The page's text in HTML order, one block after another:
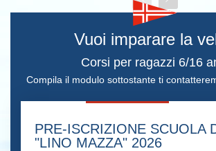
Vuoi imparare la
Corsi per ragazzi 6/16
Compila il modulo sottostante ti
PRE-ISCRIZIONE SCUOLA
"LINO MAZZA" 2026